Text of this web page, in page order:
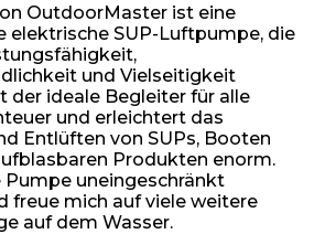
OutdoorMaster ist eine
elektrische SUP-Luftpumpe, die
und Vielseitigkeit
der ideale Begleiter für alle
und erleichtert das
Entlüften von SUPs, Booten
Produkten enorm.
Pumpe uneingeschränkt
freue mich auf viele weitere
auf dem Wasser.